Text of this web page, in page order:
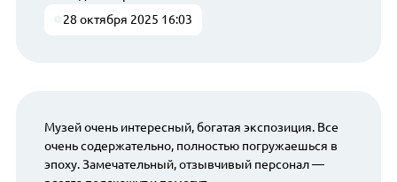
28 октября 2025 16:03
Музей очень интересный, богатая экспозиция. Все
очень содержательно, полностью погружаешься в
эпоху. Замечательный, отзывчивый персонал —